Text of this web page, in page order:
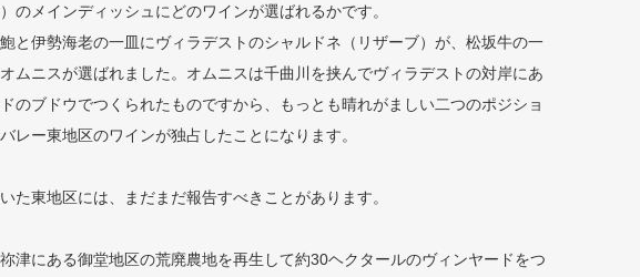
のメインディッシュにどのワインが選ばれるかです。
と伊勢海老の一皿にヴィラデストのシャルドネ（リザーブ）が、松坂牛の一
ムニスが選ばれました。オムニスは千曲川を挟んでヴィラデストの対岸にあ
のブドウでつくられたものですから、もっとも晴れがましい二つのポジショ
レー東地区のワインが独占したことになります。
た東地区には、まだまだ報告すべきことがあります。
津にある御堂地区の荒廃農地を再生して約30ヘクタールのヴィンヤードをつ